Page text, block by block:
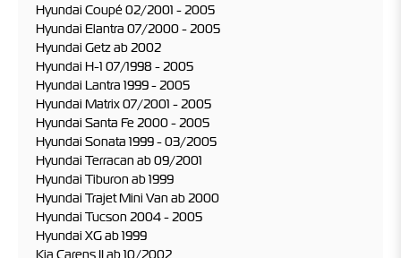
Hyundai Coupé 02/2001 - 2005
Hyundai Elantra 07/2000 - 2005
Hyundai Getz ab 2002
Hyundai H-1 07/1998 - 2005
Hyundai Lantra 1999 - 2005
Hyundai Matrix 07/2001 - 2005
Hyundai Santa Fe 2000 - 2005
Hyundai Sonata 1999 - 03/2005
Hyundai Terracan ab 09/2001
Hyundai Tiburon ab 1999
Hyundai Trajet Mini Van ab 2000
Hyundai Tucson 2004 - 2005
Hyundai XG ab 1999
Kia Carens II ab 10/2002